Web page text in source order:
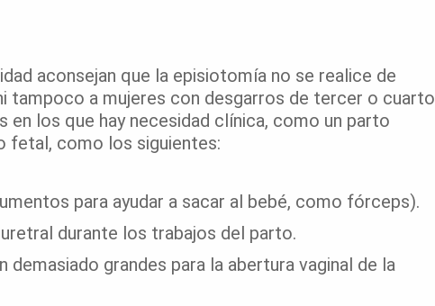
aconsejan que la episiotomía no se realice de
tampoco a mujeres con desgarros de tercer o cuarto
los que hay necesidad clínica, como un parto
fetal, como los siguientes:
para ayudar a sacar al bebé, como fórceps).
durante los trabajos del parto.
grandes para la abertura vaginal de la